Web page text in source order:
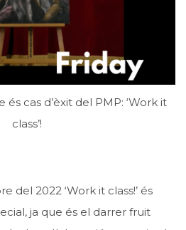
cas d’èxit del PMP: ‘Work it
class’!
del 2022 ‘Work it class!’ és
ja que és el darrer fruit